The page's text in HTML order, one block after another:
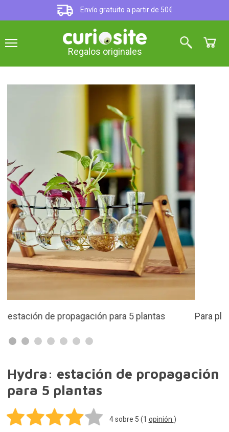
Envío gratuito a partir de 50€
Regalos originales
Para plantas hidropónicas, flores, esquejes...
Hydra: estación de propagación
para 5 plantas
4sobre 5 (1 opinión )